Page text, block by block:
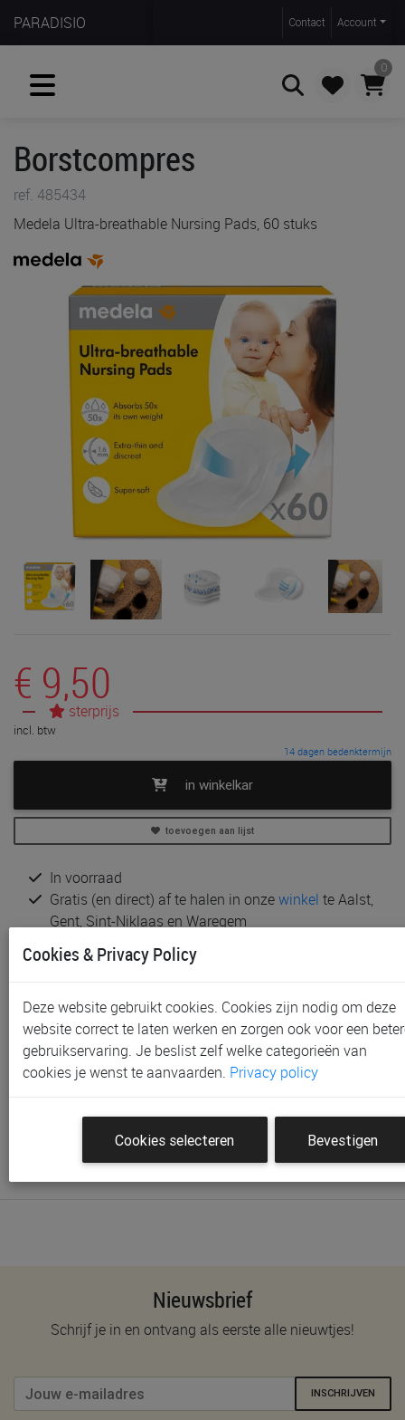
PARADISIO Contact Account
0
Borstcompres
ref. 485434
Medela Ultra-breathable Nursing Pads, 60 stuks
€ 9,50
sterprijs
incl. btw
14 dagen bedenktermijn
in winkelkar
toevoegen aan lijst
In voorraad
Gratis (en direct) af te halen in onzewinkel te Aalst,
Gent, Sint-Niklaas en Waregem
Gratis verzending vanaf € 80 *
Voorraad bij Paradisio
Klantenbeoordelingen
Meld je aan met je Paradisio account om een beoordeling
te plaatsen.
Nieuwsbrief
Schrijf je in en ontvang als eerste alle nieuwtjes!
INSCHRIJVEN
Cookies & Privacy Policy
Deze website gebruikt cookies. Cookies zijn nodig om deze
website correct te laten werken en zorgen ook voor een
gebruikservaring. Je beslist zelf welke categorieën van
cookies je wenst te aanvaarden. Privacy policy
Cookies selecteren Bevestigen